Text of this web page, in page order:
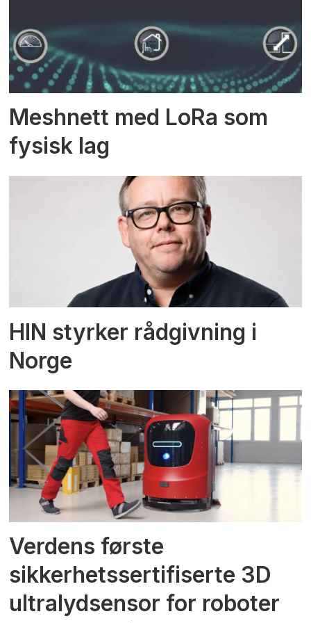
Meshnett med LoRa som
fysisk lag
HIN styrker rådgivning i
Norge
Verdens første
sikkerhetssertifiserte 3D
ultralydsensor for roboter